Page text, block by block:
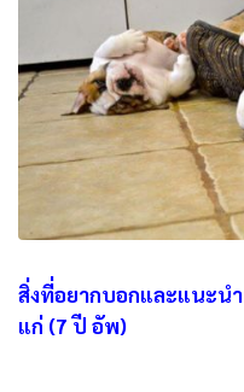
สิ่งที่อยากบอกและแนะน
แก่ (7 ปี อัพ)